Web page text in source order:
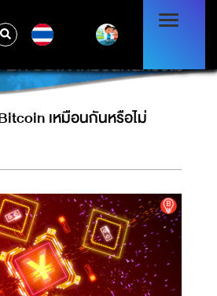
เหมือนกันหรือไม่
เหมือนกันหรือไม่